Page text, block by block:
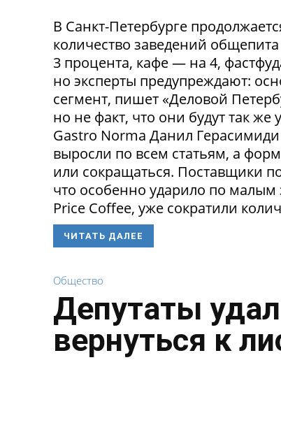
В Санкт-Петербурге
количество заведений
3 процента, кафе — на 4,
но эксперты предупреждают:
сегмент, пишет «Деловой
но не факт, что они будут так
Gastro Norma Данил
выросли по всем статьям, а
или сокращаться. Поставщики
что особенно ударило по малым
Price Coffee, уже сократили
ЧИТАТЬ ДАЛЕЕ
Общество
Депутаты
вернуться к